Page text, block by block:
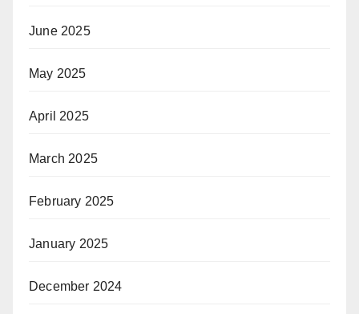
June 2025
May 2025
April 2025
March 2025
February 2025
January 2025
December 2024